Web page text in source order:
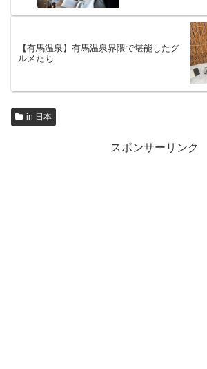
【有馬温泉】有馬温泉界隈で堪能したグ
ルメたち
in 日本
スポンサーリンク